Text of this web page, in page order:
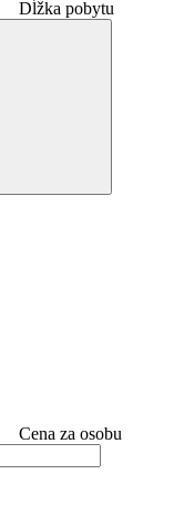
Dĺžka pobytu
Cena za osobu